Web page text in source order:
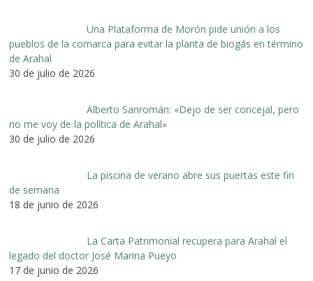
Una Plataforma de Morón pide unión a los
pueblos de la comarca para evitar la planta de biogás en término
de Arahal
30 de julio de 2026
Alberto Sanromán: «Dejo de ser concejal, pero
no me voy de la política de Arahal»
30 de julio de 2026
La piscina de verano abre sus puertas este fin
de semana
18 de junio de 2026
La Carta Patrimonial recupera para Arahal el
legado del doctor José Marina Pueyo
17 de junio de 2026